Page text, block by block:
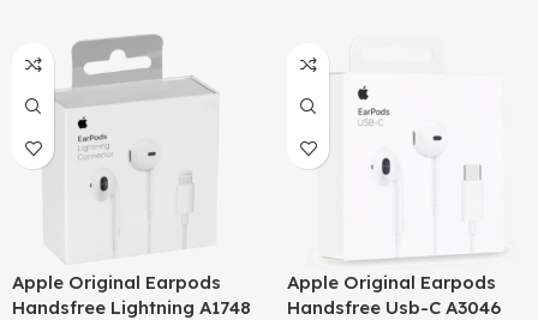
Apple Original Earpods
Handsfree Lightning A1748
Apple Original Earpods
Handsfree Usb-C A3046